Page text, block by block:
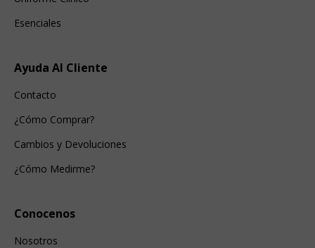
Esenciales
Ayuda Al Cliente
Contacto
¿Cómo Comprar?
Cambios y Devoluciones
¿Cómo Medirme?
Conocenos
Nosotros